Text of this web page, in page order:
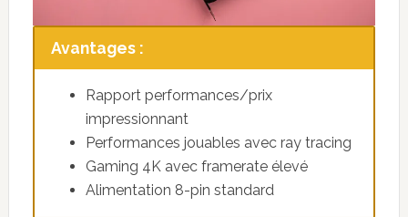
Avantages :
Rapport performances/prix
impressionnant
Performances jouables avec ray tracing
Gaming 4K avec framerate élevé
Alimentation 8-pin standard